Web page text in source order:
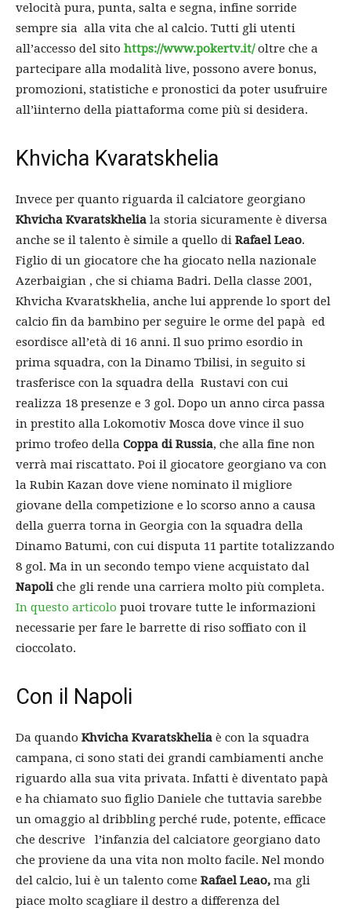
velocità pura, punta, salta e segna, infine sorride
sempre sia alla vita che al calcio. Tutti gli utenti
all’accesso del sito https://www.pokertv.it/ oltre che a
partecipare alla modalità live, possono avere bonus,
promozioni, statistiche e pronostici da poter usufruire
all’ìinterno della piattaforma come più si desidera.
Khvicha Kvaratskhelia
Invece per quanto riguarda il calciatore georgiano
Khvicha Kvaratskhelia la storia sicuramente è diversa
anche se il talento è simile a quello di Rafael Leao.
Figlio di un giocatore che ha giocato nella nazionale
Azerbaigian , che si chiama Badri. Della classe 2001,
Khvicha Kvaratskhelia, anche lui apprende lo sport del
calcio fin da bambino per seguire le orme del papà ed
esordisce all’età di 16 anni. Il suo primo esordio in
prima squadra, con la Dinamo Tbilisi, in seguito si
trasferisce con la squadra della Rustavi con cui
realizza 18 presenze e 3 gol. Dopo un anno circa passa
in prestito alla Lokomotiv Mosca dove vince il suo
primo trofeo della Coppa di Russia, che alla fine non
verrà mai riscattato. Poi il giocatore georgiano va con
la Rubin Kazan dove viene nominato il migliore
giovane della competizione e lo scorso anno a causa
della guerra torna in Georgia con la squadra della
Dinamo Batumi, con cui disputa 11 partite totalizzando
8 gol. Ma in un secondo tempo viene acquistato dal
Napoliche gli rende una carriera molto più completa.
In questo articolo puoi trovare tutte le informazioni
necessarie per fare le barrette di riso soffiato con il
cioccolato.
Con il Napoli
Da quando Khvicha Kvaratskhelia è con la squadra
campana, ci sono stati dei grandi cambiamenti anche
riguardo alla sua vita privata. Infatti è diventato papà
e ha chiamato suo figlio Daniele che tuttavia sarebbe
un omaggio al dribbling perché rude, potente, efficace
che descrive l’infanzia del calciatore georgiano dato
che proviene da una vita non molto facile. Nel mondo
del calcio, lui è un talento come Rafael Leao, ma gli
piace molto scagliare il destro a differenza del